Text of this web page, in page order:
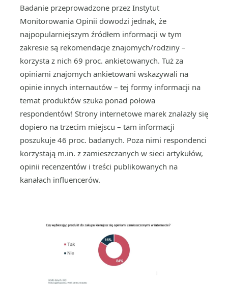
Badanie przeprowadzone przez Instytut
Monitorowania Opinii dowodzi jednak, że
najpopularniejszym źródłem informacji w tym
zakresie są rekomendacje znajomych/rodziny –
korzysta z nich 69 proc. ankietowanych. Tuż za
opiniami znajomych ankietowani wskazywali na
opinie innych internautów – tej formy informacji na
temat produktów szuka ponad połowa
respondentów! Strony internetowe marek znalazły się
dopiero na trzecim miejscu – tam informacji
poszukuje 46 proc. badanych. Poza nimi respondenci
korzystają m.in. z zamieszczanych w sieci artykułów,
opinii recenzentów i treści publikowanych na
kanałach influencerów.